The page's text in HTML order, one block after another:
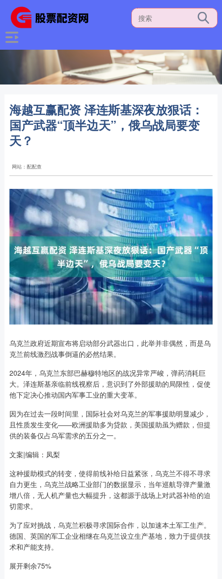
海越互赢配资 泽连斯基深夜放狠话：
国产武器“顶半边天”，俄乌战局要变
天？
网站：配配查
乌克兰政府近期宣布将启动部分武器出口，此举并非偶然，而是乌
克兰前线激烈战事倒逼的必然结果。
2024年，乌克兰东部巴赫穆特地区的战况异常严峻，弹药消耗巨
大。泽连斯基亲临前线视察后，意识到了外部援助的局限性，促使
他下定决心推动国内军事工业的重大变革。
因为在过去一段时间里，国际社会对乌克兰的军事援助明显减少，
且性质发生变化——欧洲援助多为贷款，美国援助虽为赠款，但提
供的装备仅占乌军需求的五分之一。
文案|编辑：凤梨
这种援助模式的转变，使得前线补给日益紧张，乌克兰不得不寻求
自力更生，乌克兰战略工业部门的数据显示，当年巡航导弹产量激
增八倍，无人机产量也大幅提升，这都源于战场上对武器补给的迫
切需求。
为了应对挑战，乌克兰积极寻求国际合作，以加速本土军工生产。
德国、英国的军工企业相继在乌克兰设立生产基地，致力于提供技
术和产能支持。
展开剩余75%